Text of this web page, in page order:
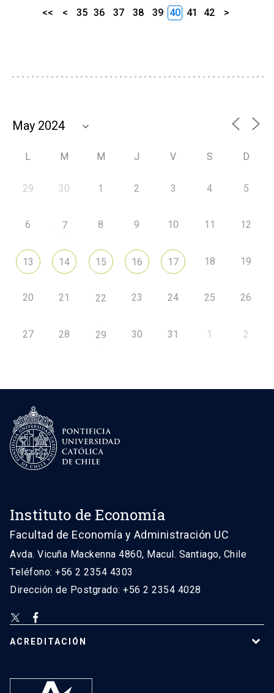
<< < 35 36 37 38 39 40 41 42 >
L M M J V S D
29 30 1 2 3 4 5
6 7 8 9 10 11 12
13 14 15 16 17 18 19
20 21 22 23 24 25 26
27 28 29 30 31 1 2
Instituto de Economía
Facultad de Economía y Administración UC
Avda. Vicuña Mackenna 4860, Macul. Santiago, Chile
Teléfono: +56 2 2354 4303
Dirección de Postgrado: +56 2 2354 4028
ACREDITACIÓN